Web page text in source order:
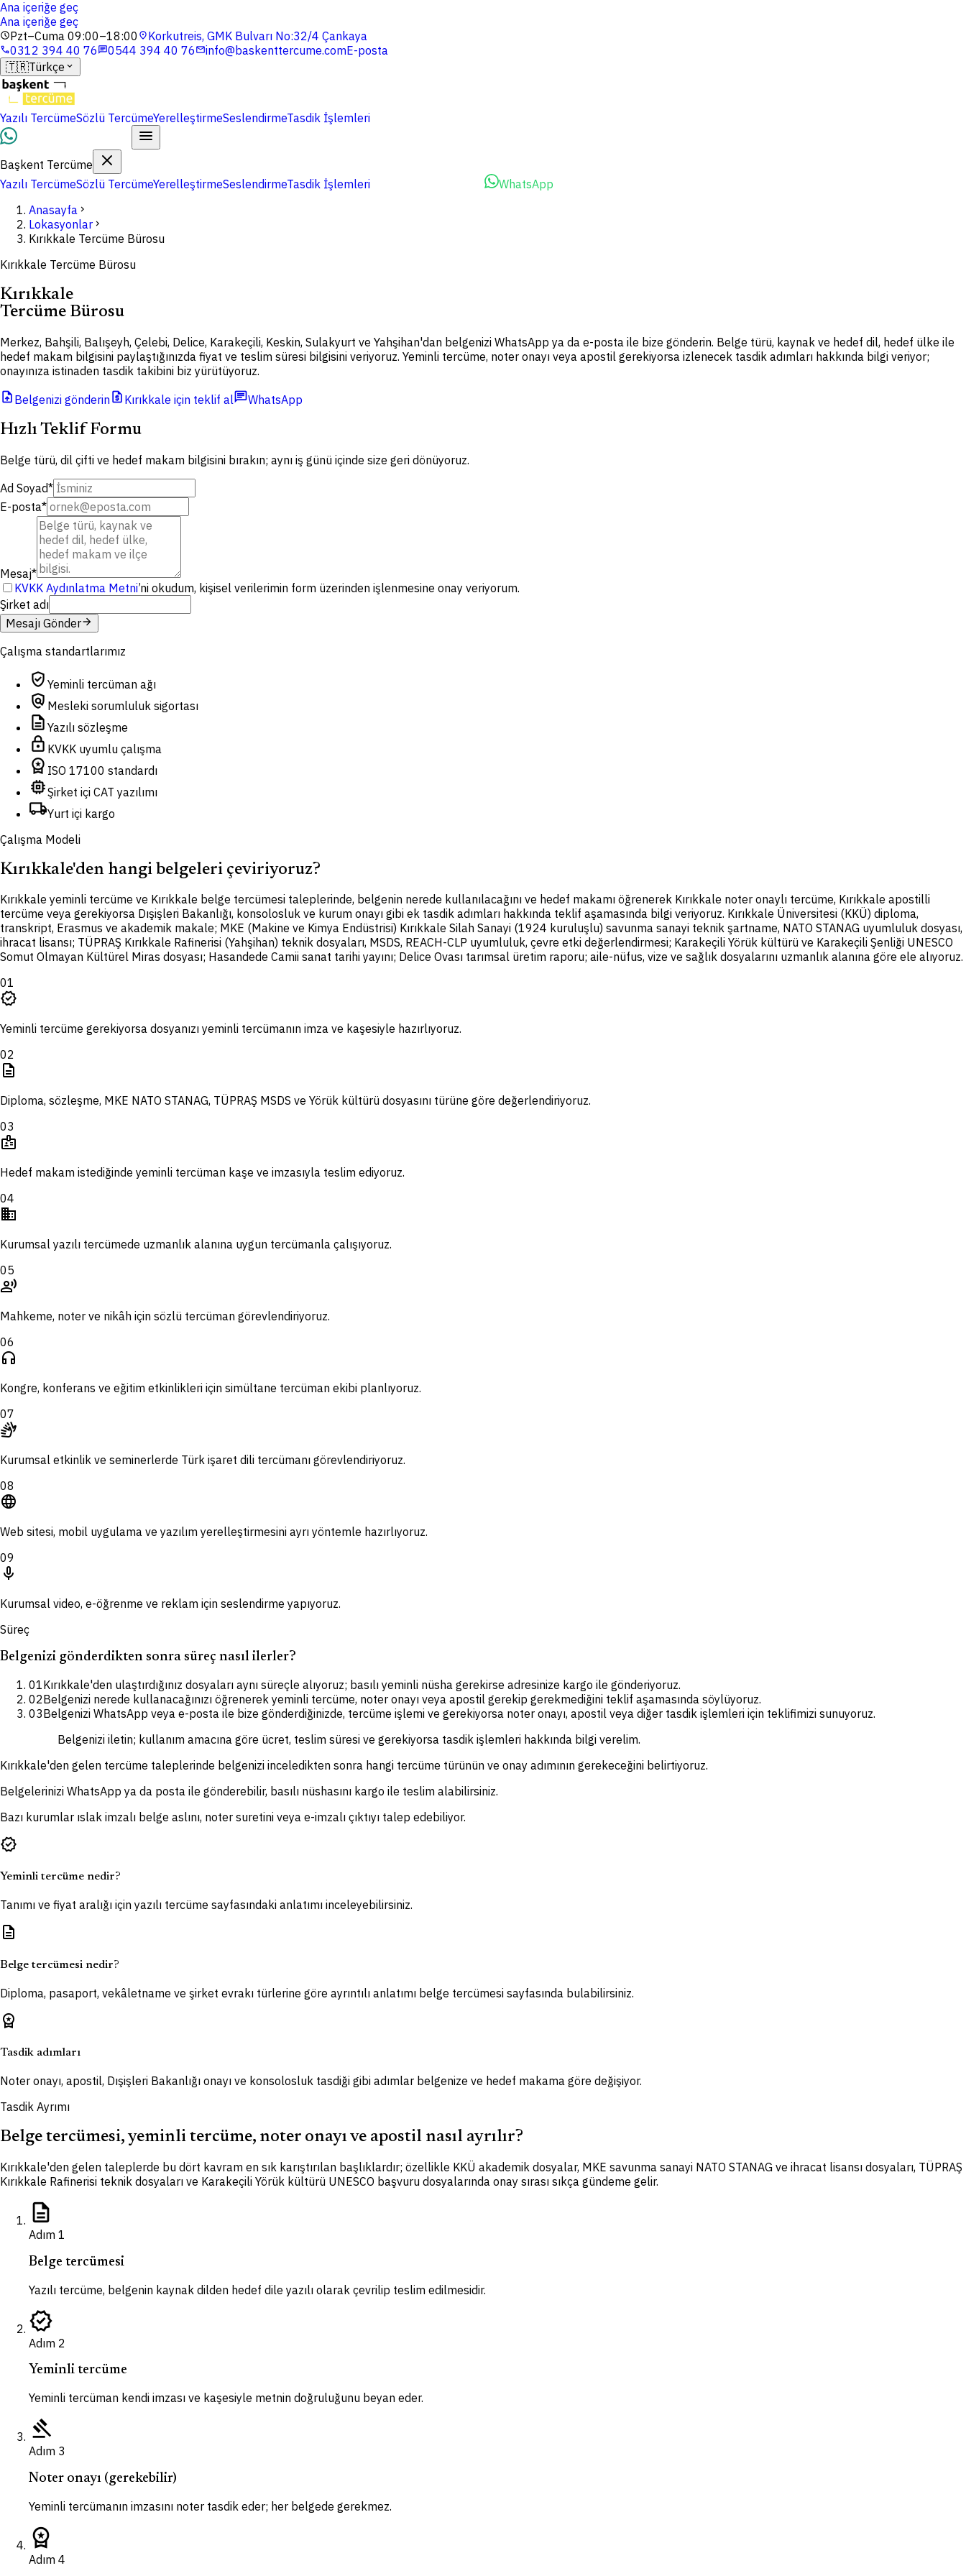
Ana içeriğe geç
Ana içeriğe geç
schedulePzt–Cuma 09:00–18:00 location_onKorkutreis, GMK Bulvarı No:32/4 Çankaya
phone0312 394 40 76chat0544 394 40 76mailinfo@baskenttercume.comE-posta
🇹🇷Türkçe expand_more
Yazılı TercümeSözlü TercümeYerelleştirmeSeslendirmeTasdik İşlemleri
Başkent Tercüme
Yazılı TercümeSözlü TercümeYerelleştirmeSeslendirmeTasdik İşlemleri
WhatsApp
Anasayfa chevron_right
Lokasyonlar chevron_right
Kırıkkale Tercüme Bürosu
Kırıkkale Tercüme Bürosu
Kırıkkale
Tercüme Bürosu
Merkez, Bahşili, Balışeyh, Çelebi, Delice, Karakeçili, Keskin, Sulakyurt ve Yahşihan'dan belgenizi WhatsApp ya da e-posta ile bize gönderin. Belge türü, kaynak ve hedef dil, hedef ülke ile
hedef makam bilgisini paylaştığınızda fiyat ve teslim süresi bilgisini veriyoruz. Yeminli tercüme, noter onayı veya apostil gerekiyorsa izlenecek tasdik adımları hakkında bilgi veriyor;
onayınıza istinaden tasdik takibini biz yürütüyoruz.
upload_file Belgenizi gönderinrequest_quote Kırıkkale için teklif alchatWhatsApp
Hızlı Teklif Formu
Belge türü, dil çifti ve hedef makam bilgisini bırakın; aynı iş günü içinde size geri dönüyoruz.
Ad Soyad*
E-posta*
Mesaj*
KVKK Aydınlatma Metni’ni okudum, kişisel verilerimin form üzerinden işlenmesine onay veriyorum.
Şirket adı
Mesajı Gönderarrow_forward
Çalışma standartlarımız
verified_user Yeminli tercüman ağı
policy Mesleki sorumluluk sigortası
description Yazılı sözleşme
lock KVKK uyumlu çalışma
workspace_premium ISO 17100 standardı
memoryŞirket içi CAT yazılımı
local_shippingYurt içi kargo
Çalışma Modeli
Kırıkkale'den hangi belgeleri çeviriyoruz?
Kırıkkale yeminli tercüme ve Kırıkkale belge tercümesi taleplerinde, belgenin nerede kullanılacağını ve hedef makamı öğrenerek Kırıkkale noter onaylı tercüme, Kırıkkale apostilli
tercüme veya gerekiyorsa Dışişleri Bakanlığı, konsolosluk ve kurum onayı gibi ek tasdik adımları hakkında teklif aşamasında bilgi veriyoruz. Kırıkkale Üniversitesi (KKÜ) diploma,
transkript, Erasmus ve akademik makale; MKE (Makine ve Kimya Endüstrisi) Kırıkkale Silah Sanayi (1924 kuruluşlu) savunma sanayi teknik şartname, NATO STANAG uyumluluk dosyası,
ihracat lisansı; TÜPRAŞ Kırıkkale Rafinerisi (Yahşihan) teknik dosyaları, MSDS, REACH-CLP uyumluluk, çevre etki değerlendirmesi; Karakeçili Yörük kültürü ve Karakeçili Şenliği UNESCO
Somut Olmayan Kültürel Miras dosyası; Hasandede Camii sanat tarihi yayını; Delice Ovası tarımsal üretim raporu; aile-nüfus, vize ve sağlık dosyalarını uzmanlık alanına göre ele alıyoruz.
01
verified
Yeminli tercüme gerekiyorsa dosyanızı yeminli tercümanın imza ve kaşesiyle hazırlıyoruz.
02
description
Diploma, sözleşme, MKE NATO STANAG, TÜPRAŞ MSDS ve Yörük kültürü dosyasını türüne göre değerlendiriyoruz.
03
badge
Hedef makam istediğinde yeminli tercüman kaşe ve imzasıyla teslim ediyoruz.
04
domain
Kurumsal yazılı tercümede uzmanlık alanına uygun tercümanla çalışıyoruz.
05
record_voice_over
Mahkeme, noter ve nikâh için sözlü tercüman görevlendiriyoruz.
06
headphones
Kongre, konferans ve eğitim etkinlikleri için simültane tercüman ekibi planlıyoruz.
07
sign_language
Kurumsal etkinlik ve seminerlerde Türk işaret dili tercümanı görevlendiriyoruz.
08
language
Web sitesi, mobil uygulama ve yazılım yerelleştirmesini ayrı yöntemle hazırlıyoruz.
09
mic
Kurumsal video, e-öğrenme ve reklam için seslendirme yapıyoruz.
Süreç
Belgenizi gönderdikten sonra süreç nasıl ilerler?
01Kırıkkale'den ulaştırdığınız dosyaları aynı süreçle alıyoruz; basılı yeminli nüsha gerekirse adresinize kargo ile gönderiyoruz.
02Belgenizi nerede kullanacağınızı öğrenerek yeminli tercüme, noter onayı veya apostil gerekip gerekmediğini teklif aşamasında söylüyoruz.
03Belgenizi WhatsApp veya e-posta ile bize gönderdiğinizde, tercüme işlemi ve gerekiyorsa noter onayı, apostil veya diğer tasdik işlemleri için teklifimizi sunuyoruz.
Belgenizi iletin; kullanım amacına göre ücret, teslim süresi ve gerekiyorsa tasdik işlemleri hakkında bilgi verelim.
Kırıkkale'den gelen tercüme taleplerinde belgenizi inceledikten sonra hangi tercüme türünün ve onay adımının gerekeceğini belirtiyoruz.
Belgelerinizi WhatsApp ya da posta ile gönderebilir, basılı nüshasını kargo ile teslim alabilirsiniz.
Bazı kurumlar ıslak imzalı belge aslını, noter suretini veya e-imzalı çıktıyı talep edebiliyor.
verified
Yeminli tercüme nedir?
Tanımı ve fiyat aralığı için yazılı tercüme sayfasındaki anlatımı inceleyebilirsiniz.
description
Belge tercümesi nedir?
Diploma, pasaport, vekâletname ve şirket evrakı türlerine göre ayrıntılı anlatımı belge tercümesi sayfasında bulabilirsiniz.
workspace_premium
Tasdik adımları
Noter onayı, apostil, Dışişleri Bakanlığı onayı ve konsolosluk tasdiği gibi adımlar belgenize ve hedef makama göre değişiyor.
Tasdik Ayrımı
Belge tercümesi, yeminli tercüme, noter onayı ve apostil nasıl ayrılır?
Kırıkkale'den gelen taleplerde bu dört kavram en sık karıştırılan başlıklardır; özellikle KKÜ akademik dosyalar, MKE savunma sanayi NATO STANAG ve ihracat lisansı dosyaları, TÜPRAŞ
Kırıkkale Rafinerisi teknik dosyaları ve Karakeçili Yörük kültürü UNESCO başvuru dosyalarında onay sırası sıkça gündeme gelir.
description
Adım 1
Belge tercümesi
Yazılı tercüme, belgenin kaynak dilden hedef dile yazılı olarak çevrilip teslim edilmesidir.
verified
Adım 2
Yeminli tercüme
Yeminli tercüman kendi imzası ve kaşesiyle metnin doğruluğunu beyan eder.
gavel
Adım 3
Noter onayı (gerekebilir)
Yeminli tercümanın imzasını noter tasdik eder; her belgede gerekmez.
workspace_premium
Adım 4